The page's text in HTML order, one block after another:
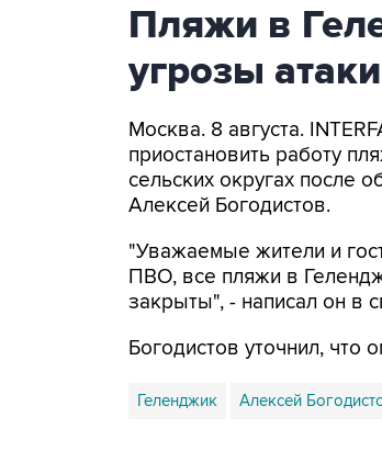
Пляжи в
угрозы
Москва. 8 августа.
приостановить работу
сельских округах после
Алексей Богодистов.
"Уважаемые жители и
ПВО, все пляжи в
закрыты", - написал он в
Богодистов уточнил, что
Геленджик Алексей